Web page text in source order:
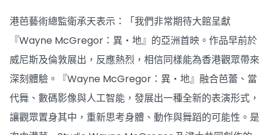
港芭藝術總監衛承天表示：「我們非常期待大館呈獻
『Wayne McGregor：異・地』的亞洲首映。作品早前於
威尼斯及倫敦展出，反應熱烈，相信同樣能為香港觀眾帶來
深刻體驗。『Wayne McGregor：異・地』融合芭蕾、當
代舞、數碼影像與人工智能，發展出一種全新的表演形式，
讓觀眾置身其中，重新思考身體、動作與舞蹈的可能性。是